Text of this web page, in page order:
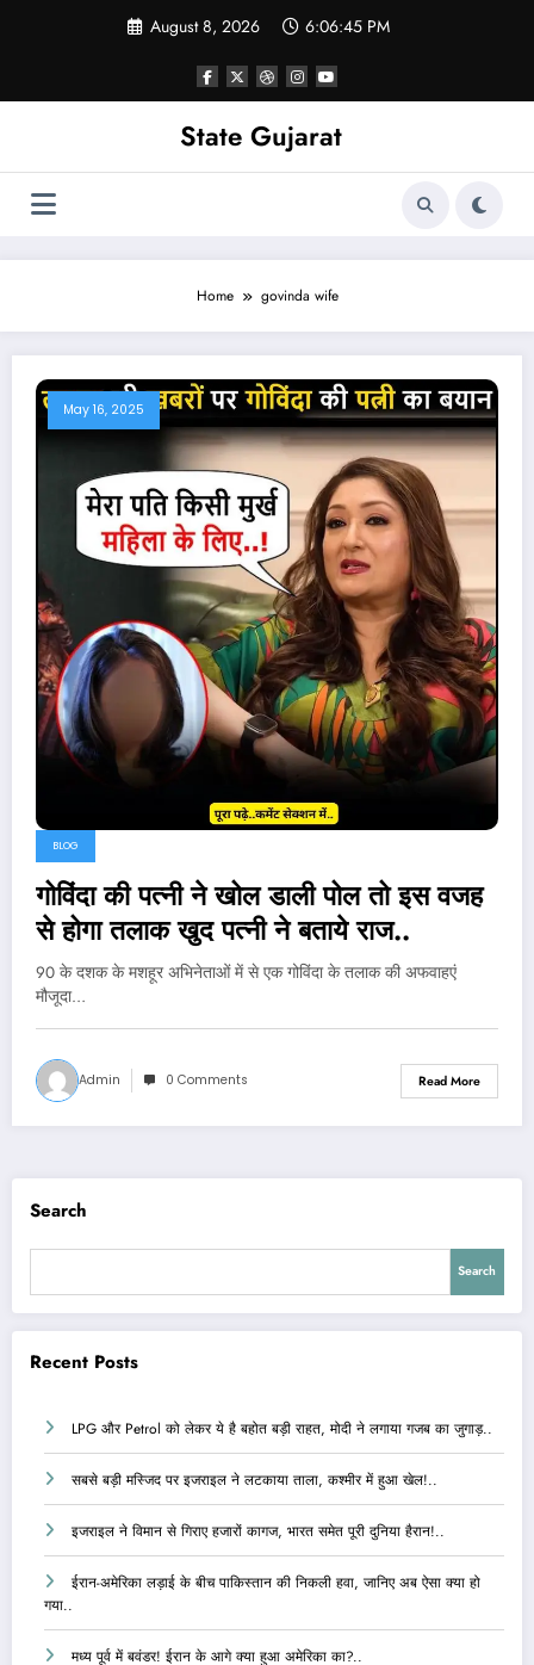
August 8, 2026 6:06:46 PM
State Gujarat
Home govinda wife
May 16, 2025
BLOG
गोविंदा की पत्नी ने खोल डाली पोल तो इस वजह
से होगा तलाक खुद पत्नी ने बताये राज..
90 के दशक के मशहूर अभिनेताओं में से एक गोविंदा के तलाक की अफवाहएं
मौजूदा…
Admin 0 Comments Read More
Search
Search
Recent Posts
LPG और Petrol को लेकर ये है बहोत बड़ी राहत, मोदी ने लगाया गजब का जुगाड़..
सबसे बड़ी मस्जिद पर इजराइल ने लटकाया ताला, कश्मीर में हुआ खेल!..
इजराइल ने विमान से गिराए हजारों कागज, भारत समेत पूरी दुनिया हैरान!..
ईरान-अमेरिका लड़ाई के बीच पाकिस्तान की निकली हवा, जानिए अब ऐसा क्या हो
गया..
मध्य पूर्व में बवंडर! ईरान के आगे क्या हुआ अमेरिका का?..